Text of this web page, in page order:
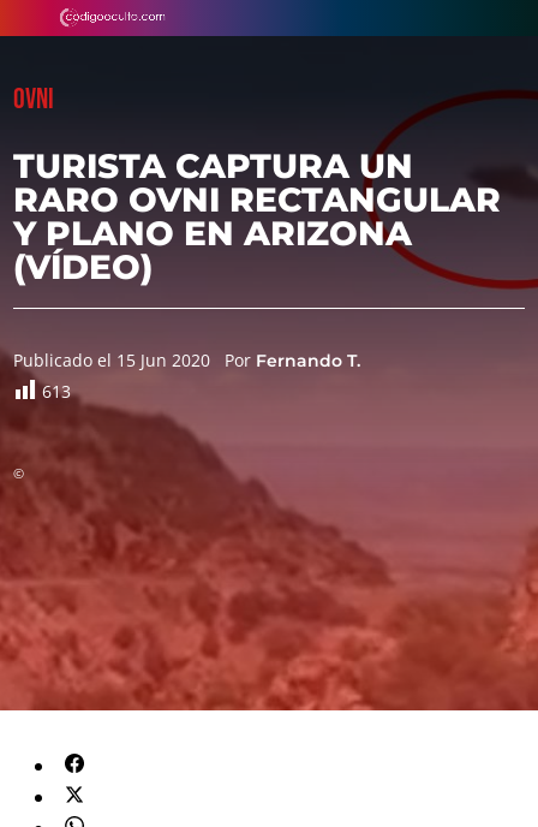
OVNI
TURISTA CAPTURA UN
RARO OVNI RECTANGULAR
Y PLANO EN ARIZONA
(VÍDEO)
Publicado el 15 Jun 2020 Por Fernando T.
613
©